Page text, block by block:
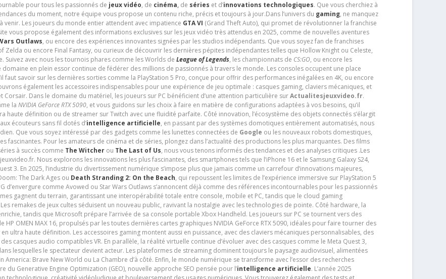
pour tous les passionnés de jeux vidéo, de cinéma,de séries et d’innovations technologiques. Que vous cherchiez à
du moment, notre équipe vous propose un contenu riche, précis et toujours à jour.Dans l’univers du gaming, ne manquez
Les joueurs du monde entier attendent avec impatience GTA VI (Grand Theft Auto), qui promet de révolutionner la franchise
vous propose également des informations exclusives sur les jeux vidéo très attendus en 2025, comme de nouvelles aventures
Outlaws, ou encore des expériences innovantes signées par les studios indépendants. Que vous soyez fan de franchises
Zelda ou encore Final Fantasy, ou curieux de découvrir les dernières pépites indépendantes telles que Hollow Knight ou Celeste,
avec nous les tournois phares comme les Worlds de League of Legends, les championnats de CS:GO, ou encore les
domaine en plein essor continue de fédérer des millions de passionnés à travers le monde. Les consoles occupent une place
faut savoir sur les dernières sorties comme la PlayStation 5 Pro, conçue pour offrir des performances inégalées en 4K, ou encore
également les accessoires indispensables pour une expérience de jeu optimale : casques gaming, claviers mécaniques, et
Dans le domaine du matériel, les joueurs sur PC bénéficient d’une attention particulière surActualitesjeuxvideo.fr.
la NVIDIA GeForce RTX 5090, et vous guidons sur les choix à faire en matière de configurations adaptées à vos besoins, qu’il
haute définition ou de streamer sur Twitch avec une fluidité parfaite. Côté innovation, l’écosystème des objets connectés s’élargit
écouteurs sans fil dotés d’intelligence artificielle, en passant par des systèmes domotiques entièrement automatisés, nous
Que vous soyez intéressé par des gadgets comme les lunettes connectées de Google ou les nouveaux robots domestiques,
fascinantes. Pour les amateurs de cinéma et de séries, plongez dans l’actualité des productions les plus marquantes. Des films
à succès comme The Witcherou The Last of Us, nous vous tenons informés des tendances et des analyses critiques .Les
Nous explorons les innovations les plus fascinantes, des smartphones tels que l’iPhone 16 et le Samsung Galaxy S24,
3. En 2025, l’industrie du divertissement numérique s’impose plus que jamais comme un carrefour d’innovations majeures,
The Dark Ages ou Death Stranding 2: On the Beach, qui repoussent les limites de l’expérience immersive sur PlayStation 5
d’envergure comme Avowed ou Star Wars Outlaws s’annoncent déjà comme des références incontournables pour les passionnés
gagnent du terrain, garantissant une interopérabilité totale entre console, mobile et PC, tandis que le cloud gaming
remakes de jeux cultes séduisent un nouveau public, ravivant la nostalgie avec les technologies de pointe. Côté hardware, la
tandis que Microsoft prépare l’arrivée de sa console portable Xbox Handheld. Les joueurs sur PC se tournent vers des
HP OMEN MAX 16, propulsés par les toutes dernières cartes graphiques NVIDIA GeForce RTX 5090, idéales pour faire tourner des
ultra haute définition. Les accessoires gaming montent aussi en puissance, avec des claviers mécaniques personnalisables, des
casques audio compatibles VR. En parallèle, la réalité virtuelle continue d’évoluer avec des casques comme le Meta Quest 3,
lesquelles le spectateur devient acteur. Les plateformes de streaming dominent toujours le paysage audiovisuel, alimentées
Brave New World ou La Chambre d’à côté. Enfin, le monde numérique se transforme avec l’essor des recherches
du Generative Engine Optimization (GEO), nouvelle approche SEO pensée pour l’intelligence artificielle. L’année 2025